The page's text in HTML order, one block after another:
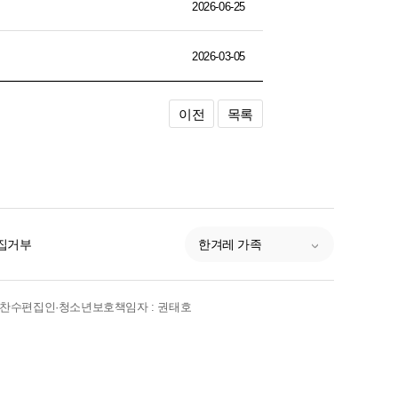
2026-06-25
2026-03-05
이전 목록
거부 한겨레 가족
수편집인·청소년보호책임자 : 권태호